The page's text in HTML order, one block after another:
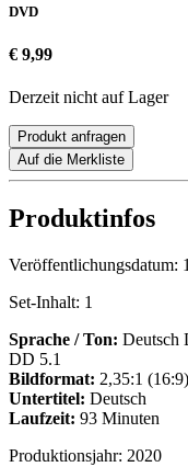
DVD
€ 9,99
Derzeit nicht auf Lager
Produkt anfragen
Auf die Merkliste
Produktinfos
Veröffentlichungsdatum:
Set-Inhalt: 1
Sprache / Ton: Deutsch
DD 5.1
Bildformat: 2,35:1 (16:9)
Untertitel: Deutsch
Laufzeit: 93 Minuten
Produktionsjahr: 2020